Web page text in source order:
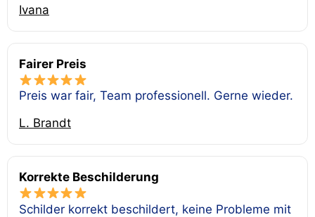
Ivana
Fairer Preis
Preis war fair, Team professionell. Gerne wieder.
L. Brandt
Korrekte Beschilderung
Schilder korrekt beschildert, keine Probleme mit